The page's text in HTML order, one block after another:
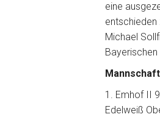
eine
entschieden
Michael
1. Emhof II
Edelweiß